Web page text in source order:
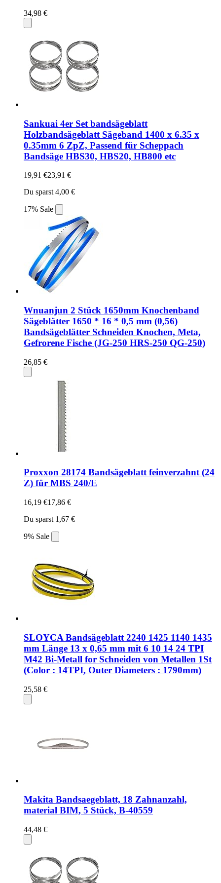
34,98 €
Sankuai 4er Set bandsägeblatt
Holzbandsägeblatt Sägeband 1400 x 6.35 x
0.35mm 6 ZpZ, Passend für Scheppach
Bandsäge HBS30, HBS20, HB800 etc
19,91 €23,91 €
Du sparst 4,00 €
17% Sale
Wnuanjun 2 Stück 1650mm Knochenband
Sägeblätter 1650 * 16 * 0,5 mm (0,56)
Bandsägeblätter Schneiden Knochen, Meta,
Gefrorene Fische (JG-250 HRS-250 QG-250)
26,85 €
Proxxon 28174 Bandsägeblatt feinverzahnt (24
Z) für MBS 240/E
16,19 €17,86 €
Du sparst 1,67 €
9% Sale
SLOYCA Bandsägeblatt 2240 1425 1140 1435
mm Länge 13 x 0,65 mm mit 6 10 14 24 TPI
M42 Bi-Metall for Schneiden von Metallen 1St
(Color : 14TPI, Outer Diameters : 1790mm)
25,58 €
Makita Bandsaegeblatt, 18 Zahnanzahl,
material BIM, 5 Stück, B-40559
44,48 €